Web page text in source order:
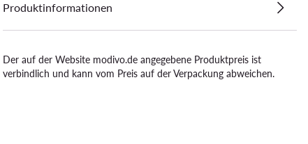
Produktinformationen
Der auf der Website modivo.de angegebene Produktpreis ist
verbindlich und kann vom Preis auf der Verpackung abweichen.